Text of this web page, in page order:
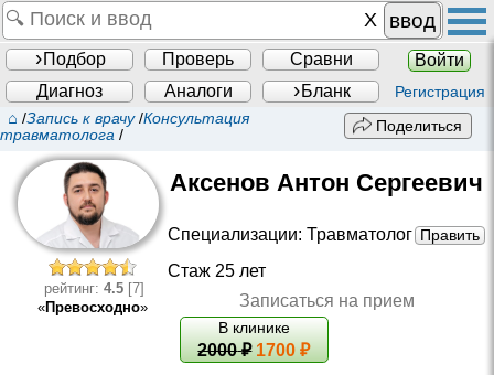
ввод
Подбор Проверь Сравни
Войти
Диагноз
Аналоги Бланк Регистрация
⌂ /Запись к врачу/Консультация
травматолога /
Поделиться
рейтинг: 4.5 [7]
«Превосходно»
Аксенов Антон Сергеевич
Специализации: Травматолог Править
Стаж 25 лет
Записаться на прием
В клинике
2000 ₽ 1700 ₽